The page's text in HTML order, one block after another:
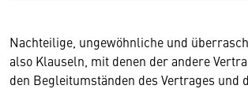
Nachteilige, ungewöhnliche und
also Klauseln, mit denen der andere
den Begleitumständen des Vertrages und